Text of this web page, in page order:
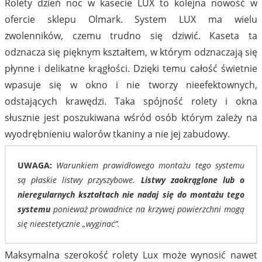
3030 3042
3035 3040
3041
Rolety dzień noc w kasecie LUX to kolejna nowość w
ofercie sklepu Olmark. System LUX ma wielu
zwolenników, czemu trudno się dziwić. Kaseta ta
odznacza się pięknym kształtem, w którym odznaczają się
płynne i delikatne krągłości. Dzięki temu całość świetnie
wpasuje się w okno i nie tworzy nieefektownych,
odstających krawędzi. Taka spójność rolety i okna
słusznie jest poszukiwana wśród osób którym zależy na
wyodrębnieniu walorów tkaniny a nie jej zabudowy.
UWAGA: Warunkiem prawidłowego montażu tego systemu
są płaskie listwy przyszybowe. Listwy zaokrąglone lub o
nieregularnych kształtach nie nadaj się do montażu tego
systemuponieważ prowadnice na krzywej powierzchni mogą
się nieestetycznie „wyginać”.
Maksymalna szerokość rolety Lux może wynosić nawet